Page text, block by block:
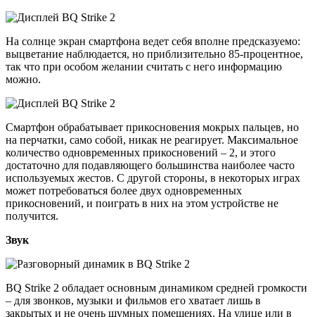
На солнце экран смартфона ведет себя вполне предсказуемо:
выцветание наблюдается, но приблизительно 85-процентное,
так что при особом желании считать с него информацию
можно.
Смартфон обрабатывает прикосновения мокрых пальцев, но
на перчатки, само собой, никак не реагирует. Максимальное
количество одновременных прикосновений – 2, и этого
достаточно для подавляющего большинства наиболее часто
используемых жестов. С другой стороны, в некоторых играх
может потребоваться более двух одновременных
прикосновений, и поиграть в них на этом устройстве не
получится.
Звук
BQ Strike 2 обладает основным динамиком средней громкости
– для звонков, музыки и фильмов его хватает лишь в
закрытых и не очень шумных помещениях. На улице или в